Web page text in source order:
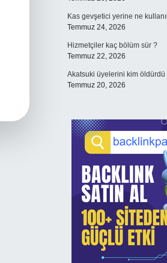
Kas gevşetici yerine ne
Temmuz 24, 2026
Hizmetçiler kaç bölüm sür ?
Temmuz 22, 2026
Akatsuki üyelerini kim öldürdü
Temmuz 20, 2026